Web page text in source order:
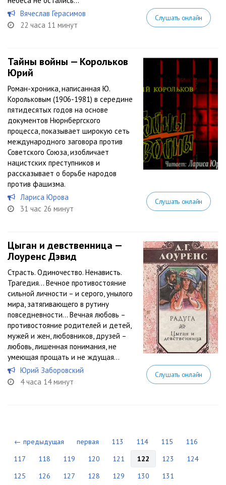
Вячеслав Герасимов
22 часа 11 минут
Слушать онлайн
Тайны войны — Корольков
Юрий
Роман-хроника, написанная Ю.
Корольковым (1906-1981) в середине
пятидесятых годов на основе
документов Нюрнбергского
процесса, показывает широкую сеть
международного заговора против
Советского Союза, изобличает
нацистских преступников и
рассказывает о борьбе народов
против фашизма.
Лариса Юрова
31 час 26 минут
Слушать онлайн
Цыган и девственница —
Лоуренс Дэвид
Страсть. Одиночество. Ненависть.
Трагедия… Вечное противостояние
сильной личности – и серого, унылого
мира, затягивающего в рутину
повседневности… Вечная любовь –
противостояние родителей и детей,
мужей и жен, любовников, друзей –
любовь, лишенная понимания, не
умеющая прощать и не ждущая...
Юрий Заборовский
4 часа 14 минут
Слушать онлайн
← предыдущая первая 113 114 115
116
117
118 119 120 121 122 123
124
125
126 127 128 129 130 131